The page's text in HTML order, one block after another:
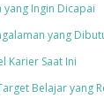
yang Ingin Dicapai
yang
Karier Saat Ini
Belajar yang